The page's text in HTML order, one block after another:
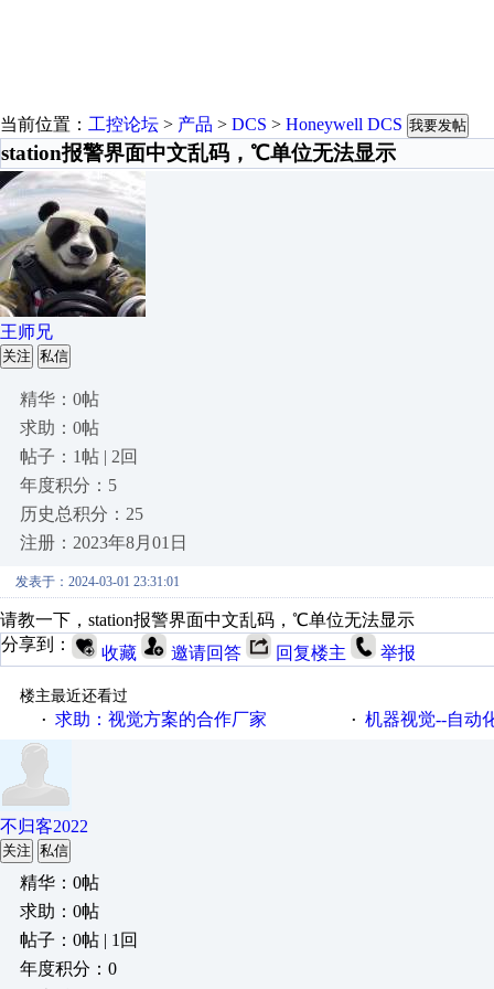
当前位置： 工控论坛 > 产品 > DCS > Honeywell DCS 我要发帖
station报警界面中文乱码，℃单位无法显示
王师兄
关注 私信
精华：0帖
求助：0帖
帖子：1帖 | 2回
年度积分：5
历史总积分：25
注册：2023年8月01日
发表于：2024-03-01 23:31:01
请教一下，station报警界面中文乱码，℃单位无法显示
分享到：
收藏 邀请回答 回复楼主 举报
楼主最近还看过
· 求助：视觉方案的合作厂家 · 机器视觉--自动
不归客2022
关注 私信
精华：0帖
求助：0帖
帖子：0帖 | 1回
年度积分：0